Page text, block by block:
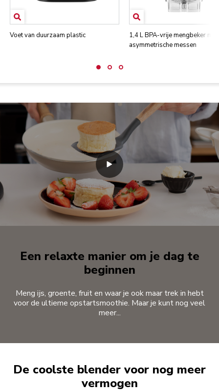
Voet van duurzaam plastic
1,4 L BPA-vrije mengbeker met
asymmetrische messen
Een relaxte manier om je dag te
beginnen
Meng ijs, groente, fruit en waar je ook maar trek in hebt
voor de ultieme opstartsmoothie. Maar je kunt nog veel
meer...
De coolste blender voor nog meer
vermogen